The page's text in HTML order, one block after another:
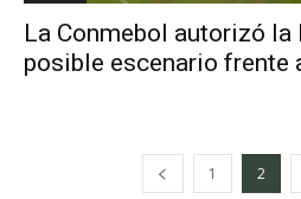
La Conmebol autorizó la
posible escenario frente
1 2